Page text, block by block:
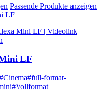
Passende Produkte anzeigen
LF
LF
#Cinema#full-format-
#Vollformat